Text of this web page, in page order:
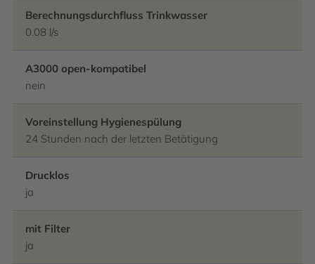
Berechnungsdurchfluss Trinkwasser
0.08 l/s
A3000 open-kompatibel
nein
Voreinstellung Hygienespülung
24 Stunden nach der letzten Betätigung
Drucklos
ja
mit Filter
ja